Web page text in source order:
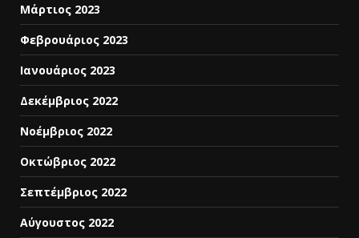
Μάρτιος 2023
Φεβρουάριος 2023
Ιανουάριος 2023
Δεκέμβριος 2022
Νοέμβριος 2022
Οκτώβριος 2022
Σεπτέμβριος 2022
Αύγουστος 2022